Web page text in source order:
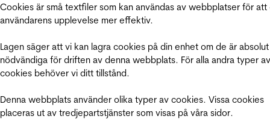
Cookies är små textfiler som kan användas av webbplatser för att
användarens upplevelse mer effektiv.
Lagen säger att vi kan lagra cookies på din enhet om de är absolut
nödvändiga för driften av denna webbplats. För alla andra typer av
cookies behöver vi ditt tillstånd.
Denna webbplats använder olika typer av cookies. Vissa cookies
placeras ut av tredjepartstjänster som visas på våra sidor.